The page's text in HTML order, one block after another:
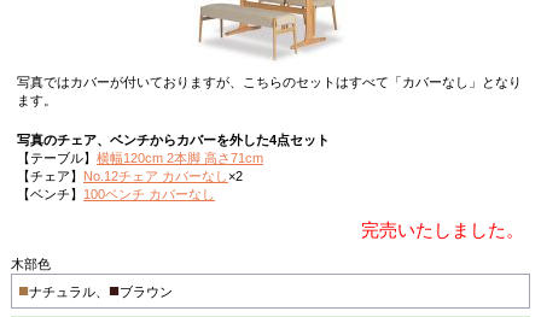
写真ではカバーが付いておりますが、こちらのセットはすべて「カバーなし」となり
ます。
写真のチェア、ベンチからカバーを外した4点セット
【テーブル】 横幅120cm 2本脚 高さ71cm
【チェア】 No.12チェア カバーなし ×2
【ベンチ】 100ベンチ カバーなし
完売いたしました。
木部色
■ナチュラル、 ■ブラウン